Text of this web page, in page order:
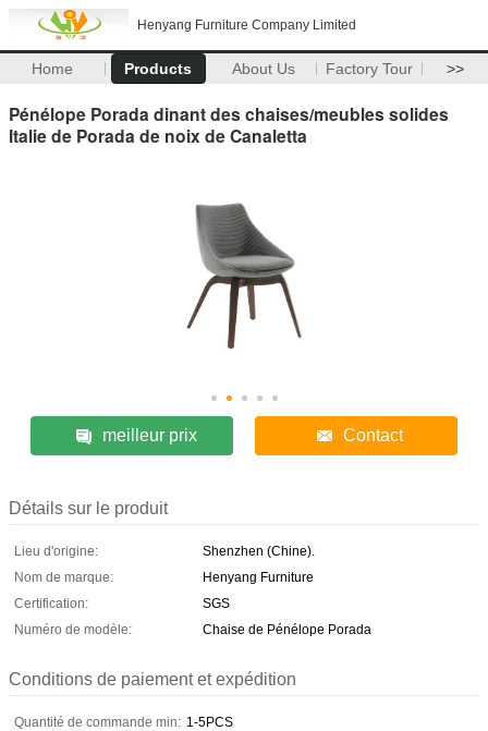
Henyang Furniture Company Limited
Home Products About Us Factory Tour >>
Pénélope Porada dinant des chaises/meubles solides
Italie de Porada de noix de Canaletta
meilleur prix Contact
Détails sur le produit
Lieu d'origine:
Shenzhen (Chine).
Nom de marque:
Henyang Furniture
Certification:
SGS
Numéro de modèle:
Chaise de Pénélope Porada
Conditions de paiement et expédition
Quantité de commande min: 1-5PCS